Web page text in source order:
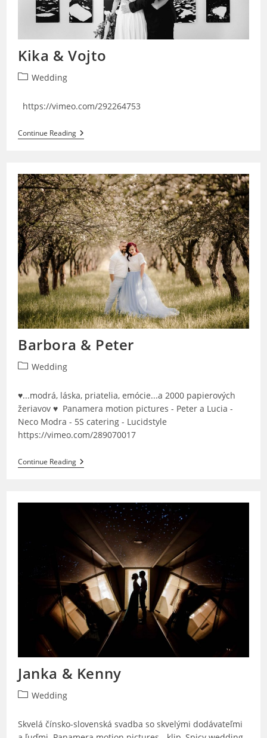
Kika & Vojto
PostWedding
https://vimeo.com/292264753
Continue ReadingKika
&
Barbora & Peter
PostWedding
♥...modrá, láska, priatelia, emócie...a 2000 papierových
žeriavov ♥ Panamera motion pictures - Peter a Lucia -
Neco Modra - 5S catering - Lucidstyle
https://vimeo.com/289070017
Continue ReadingBarbora
&
Janka & Kenny
PostWedding
Skvelá čínsko-slovenská svadba so skvelými dodávateľmi